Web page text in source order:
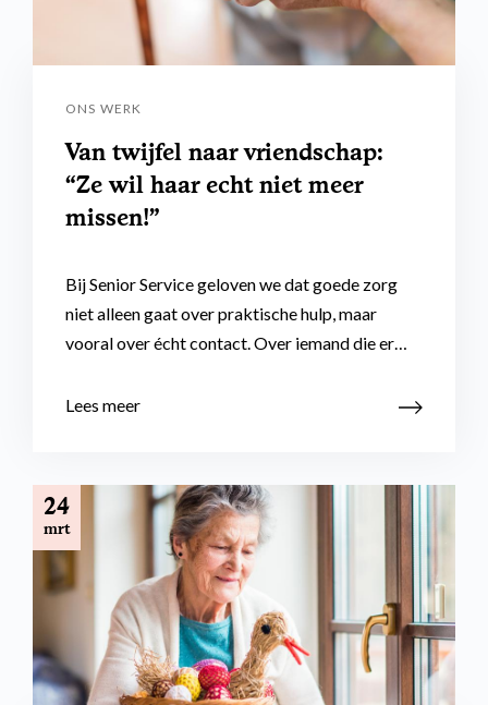
ONS WERK
Van twijfel naar vriendschap:
“Ze wil haar echt niet meer
missen!”
Bij Senior Service geloven we dat goede zorg
niet alleen gaat over praktische hulp, maar
vooral over écht contact. Over iemand die er…
Lees meer
24
mrt